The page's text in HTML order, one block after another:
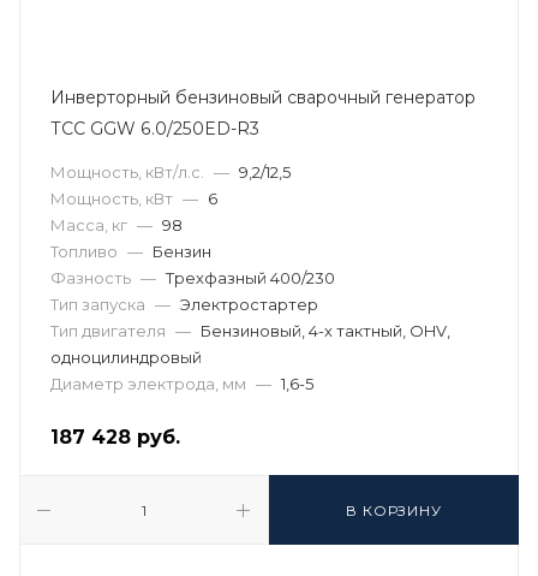
Инверторный бензиновый сварочный генератор
ТСС GGW 6.0/250ED-R3
Мощность, кВт/л.с. — 9,2/12,5
Мощность, кВт — 6
Масса, кг — 98
Топливо — Бензин
Фазность — Трехфазный 400/230
Тип запуска — Электростартер
Тип двигателя — Бензиновый, 4-х тактный, OHV,
одноцилиндровый
Диаметр электрода, мм — 1,6-5
187 428 руб.
В КОРЗИНУ